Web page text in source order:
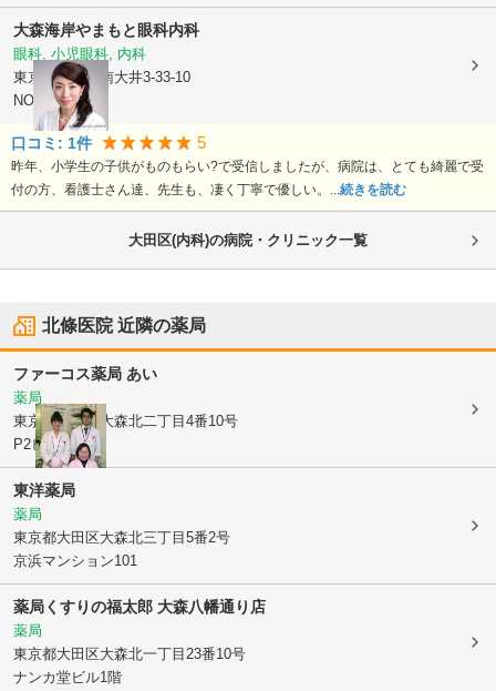
大森海岸やまもと眼科内科
眼科, 小児眼科, 内科
東京都品川区
南大井3-33-10
NORIビル3階
口コミ: 1件 5
昨年、小学生の子供がものもらい?で受信しましたが、病院は、とても綺麗で受
付の方、看護士さん達、先生も、凄く丁寧で優しい。...続きを読む
大田区(内科)の病院・クリニック一覧
北條医院近隣の薬局
ファーコス薬局 あい
薬局
東京都大田区
大森北二丁目4番10号
P2ビル1階
東洋薬局
薬局
東京都大田区大森北三丁目5番2号
京浜マンション101
薬局くすりの福太郎 大森八幡通り店
薬局
東京都大田区大森北一丁目23番10号
ナンカ堂ビル1階